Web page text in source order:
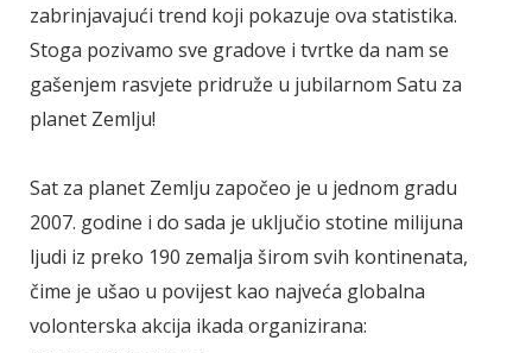
zabrinjavajući trend koji pokazuje ova statistika.
Stoga pozivamo sve gradove i tvrtke da nam se
gašenjem rasvjete pridruže u jubilarnom Satu za
planet Zemlju!
Sat za planet Zemlju započeo je u jednom gradu
2007. godine i do sada je uključio stotine milijuna
ljudi iz preko 190 zemalja širom svih kontinenata,
čime je ušao u povijest kao najveća globalna
volonterska akcija ikada organizirana: